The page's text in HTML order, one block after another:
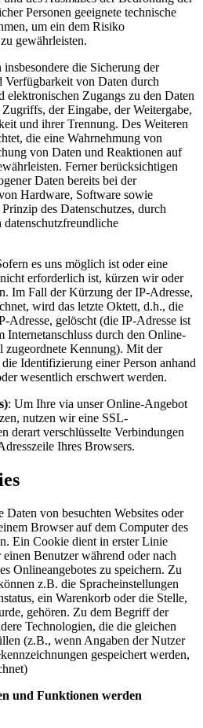
Personen geeignete technische
um ein dem Risiko
gewährleisten.
die Sicherung der
von Daten durch
elektronischen Zugangs zu den Daten
der Eingabe, der Weitergabe,
und ihrer Trennung. Des Weiteren
die eine Wahrnehmung von
von Daten und Reaktionen auf
Ferner berücksichtigen
Daten bereits bei der
Hardware, Software sowie
des Datenschutzes, durch
es uns möglich ist oder eine
erforderlich ist, kürzen wir oder
Im Fall der Kürzung der IP-Adresse,
wird das letzte Oktett, d.h., die
Adresse, gelöscht (die IP-Adresse ist
Internetanschluss durch den Online-
Kennung). Mit der
Identifizierung einer Person anhand
wesentlich erschwert werden.
: Um Ihre via unser Online-Angebot
nutzen wir eine SSL-
derart verschlüsselte Verbindungen
Ihres Browsers.
Daten von besuchten Websites oder
Browser auf dem Computer des
Ein Cookie dient in erster Linie
Benutzer während oder nach
Onlineangebotes zu speichern. Zu
z.B. die Spracheinstellungen
ein Warenkorb oder die Stelle,
gehören. Zu dem Begriff der
Technologien, die die gleichen
(z.B., wenn Angaben der Nutzer
gespeichert werden,
und Funktionen werden